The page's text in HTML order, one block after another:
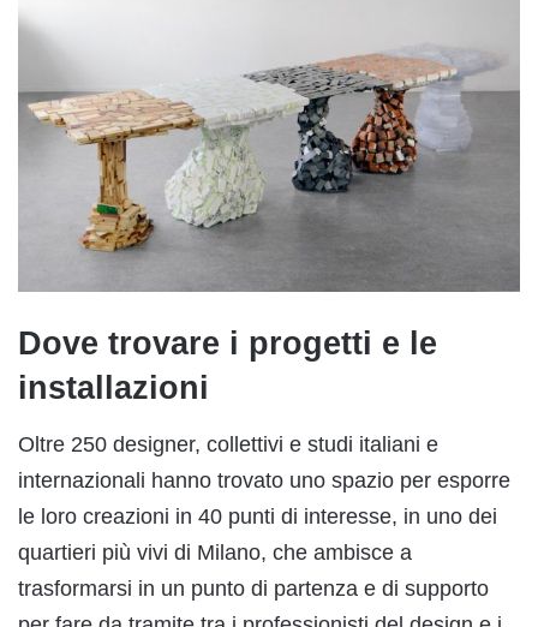
Dove trovare i progetti e le
installazioni
Oltre 250 designer, collettivi e studi italiani e
internazionali hanno trovato uno spazio per esporre
le loro creazioni in 40 punti di interesse, in uno dei
quartieri più vivi di Milano, che ambisce a
trasformarsi in un punto di partenza e di supporto